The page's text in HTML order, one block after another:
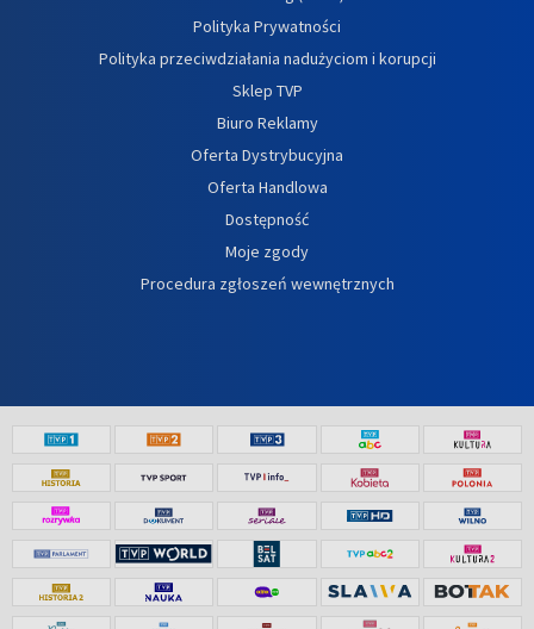
Polityka Prywatności
Polityka przeciwdziałania nadużyciom i korupcji
Sklep TVP
Biuro Reklamy
Oferta Dystrybucyjna
Oferta Handlowa
Dostępność
Moje zgody
Procedura zgłoszeń wewnętrznych